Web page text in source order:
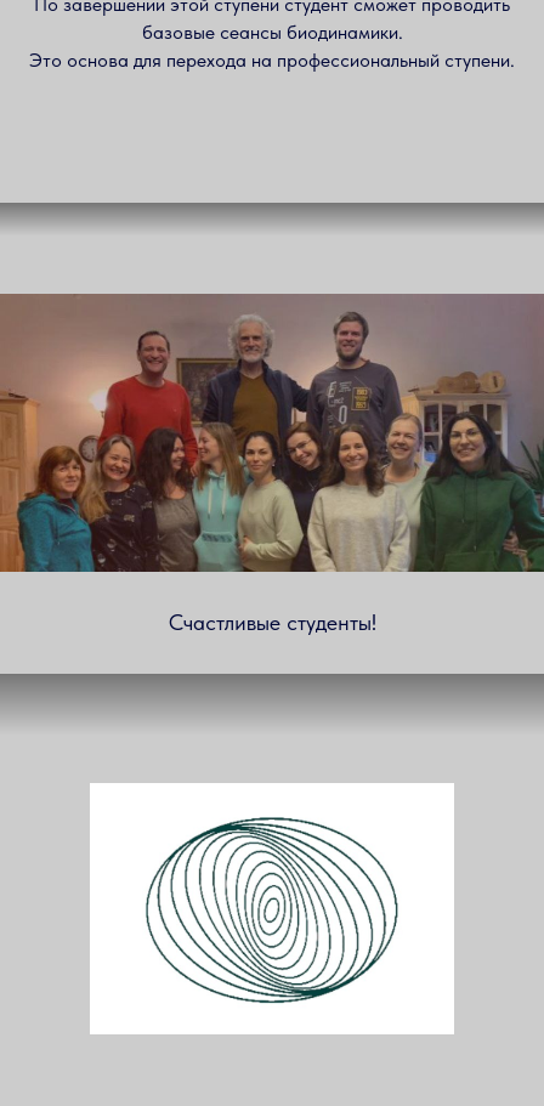
По завершении этой ступени студент сможет проводить
базовые сеансы биодинамики.
Это основа для перехода на профессиональный ступени.
Счастливые студенты!